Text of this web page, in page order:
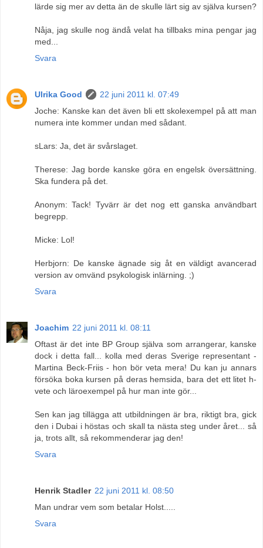
lärde sig mer av detta än de skulle lärt sig av själva kursen?
Nåja, jag skulle nog ändå velat ha tillbaks mina pengar jag
med...
Svara
Ulrika Good
22 juni 2011 kl. 07:49
Joche: Kanske kan det även bli ett skolexempel på att man
numera inte kommer undan med sådant.
sLars: Ja, det är svårslaget.
Therese: Jag borde kanske göra en engelsk översättning.
Ska fundera på det.
Anonym: Tack! Tyvärr är det nog ett ganska användbart
begrepp.
Micke: Lol!
Herbjorn: De kanske ägnade sig åt en väldigt avancerad
version av omvänd psykologisk inlärning. ;)
Svara
Joachim 22 juni 2011 kl. 08:11
Oftast är det inte BP Group själva som arrangerar, kanske
dock i detta fall... kolla med deras Sverige representant -
Martina Beck-Friis - hon bör veta mera! Du kan ju annars
försöka boka kursen på deras hemsida, bara det ett litet h-
vete och läroexempel på hur man inte gör...
Sen kan jag tillägga att utbildningen är bra, riktigt bra, gick
den i Dubai i höstas och skall ta nästa steg under året... så
ja, trots allt, så rekommenderar jag den!
Svara
Henrik Stadler 22 juni 2011 kl. 08:50
Man undrar vem som betalar Holst.....
Svara